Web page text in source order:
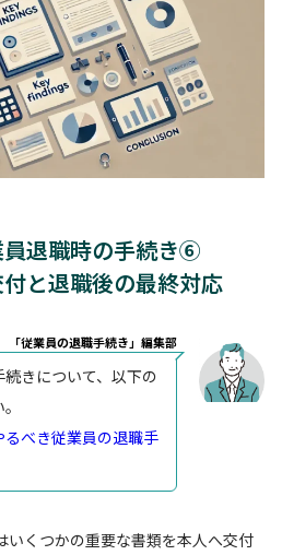
退職時の手続き⑥
と退職後の最終対応
「従業員の退職手続き」編集部
きについて、以下の
べき従業員の退職手
いくつかの重要な書類を本人へ交付